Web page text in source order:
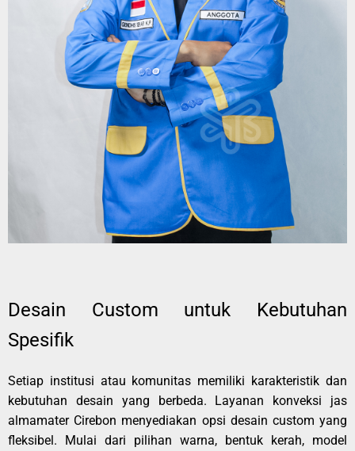
Desain Custom untuk Kebutuhan
Spesifik
Setiap institusi atau komunitas memiliki karakteristik dan
kebutuhan desain yang berbeda. Layanan konveksi jas
almamater Cirebon menyediakan opsi desain custom yang
fleksibel. Mulai dari pilihan warna, bentuk kerah, model